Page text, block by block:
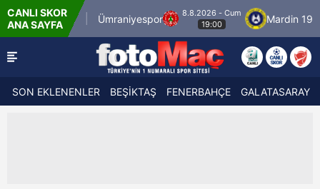
CANLI SKOR
ANA SAYFA
Ümraniyespor
8.8.2026 - Cum
19:00
Mardin 1969
SON EKLENENLER BEŞİKTAŞ FENERBAHÇE GALATASARAY